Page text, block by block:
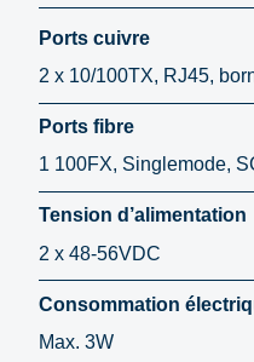
Ports cuivre
2 x 10/100TX, RJ45,
Ports fibre
1 100FX, Singlemode,
Tension d’alimentation
2 x 48-56VDC
Consommation
Max. 3W